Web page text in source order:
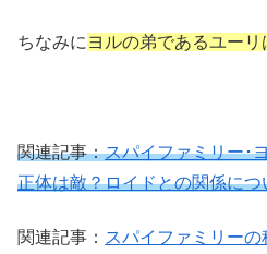
ちなみに ヨルの弟であるユーリ
関連記事：スパイファミリー･
正体は敵？ロイドとの関係につ
関連記事： スパイファミリー